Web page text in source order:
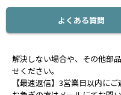
よくある質問
解決しない場合や、その他部
せください。
【最速返信】3営業日以内にご